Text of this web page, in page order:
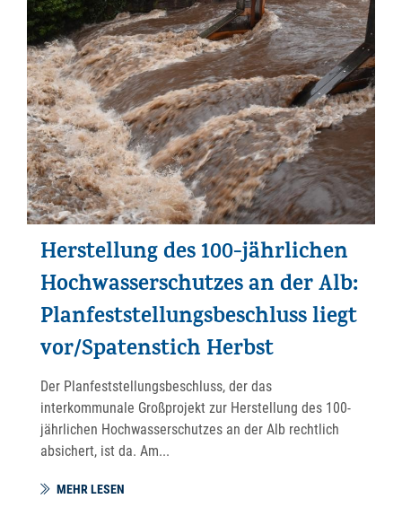
Herstellung des 100-jährlichen
Hochwasserschutzes an der Alb:
Planfeststellungsbeschluss liegt
vor/Spatenstich Herbst
Der Planfeststellungsbeschluss, der das
interkommunale Großprojekt zur Herstellung des 100-
jährlichen Hochwasserschutzes an der Alb rechtlich
absichert, ist da. Am...
MEHR LESEN